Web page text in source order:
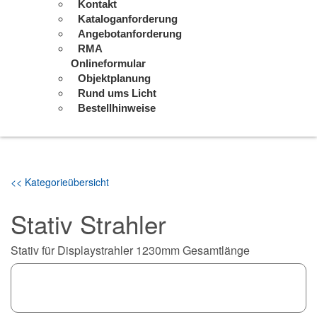
Kontakt
Kataloganforderung
Angebotanforderung
RMA
Onlineformular
Objektplanung
Rund ums Licht
Bestellhinweise
<< Kategorieübersicht
Stativ Strahler
Stativ für Displaystrahler 1230mm Gesamtlänge